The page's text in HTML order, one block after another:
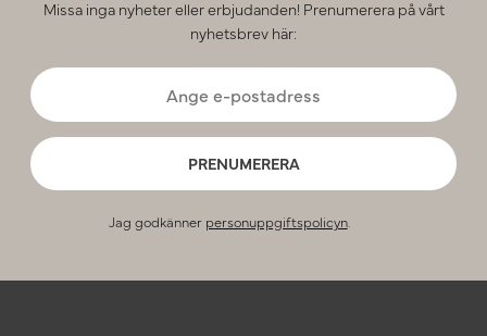
Missa inga nyheter eller erbjudanden! Prenumerera på vårt
nyhetsbrev här:
PRENUMERERA
Jag godkänner personuppgiftspolicyn.